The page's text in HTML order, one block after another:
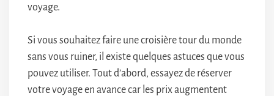
voyage.
Si vous souhaitez faire une croisière tour du monde
sans vous ruiner, il existe quelques astuces que vous
pouvez utiliser. Tout d’abord, essayez de réserver
votre voyage en avance car les prix augmentent